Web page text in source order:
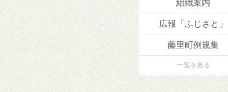
組織案内
広報「ふじさと」
藤里町例規集
一覧を見る